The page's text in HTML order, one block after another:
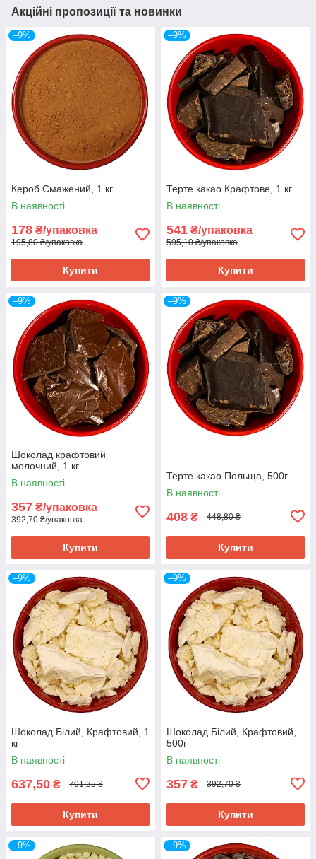
Акційні пропозиції та новинки
–9%
Кероб Смажений, 1 кг
В наявності
178 ₴/упаковка
195,80 ₴/упаковка
Купити
–9%
Терте какао Крафтове, 1 кг
В наявності
541 ₴/упаковка
595,10 ₴/упаковка
Купити
–9%
Шоколад крафтовий
молочний, 1 кг
В наявності
357 ₴/упаковка
392,70 ₴/упаковка
Купити
–9%
Терте какао Польща, 500г
В наявності
408 ₴ 448,80 ₴
Купити
–9%
Шоколад Білий, Крафтовий, 1
кг
В наявності
637,50 ₴ 701,25 ₴
Купити
–9%
Шоколад Білий, Крафтовий,
500г
В наявності
357 ₴ 392,70 ₴
Купити
–9% –9%